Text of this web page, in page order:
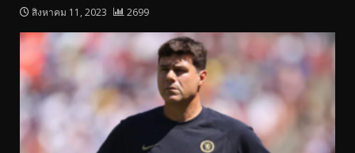
สิงหาคม 11, 2023 2699